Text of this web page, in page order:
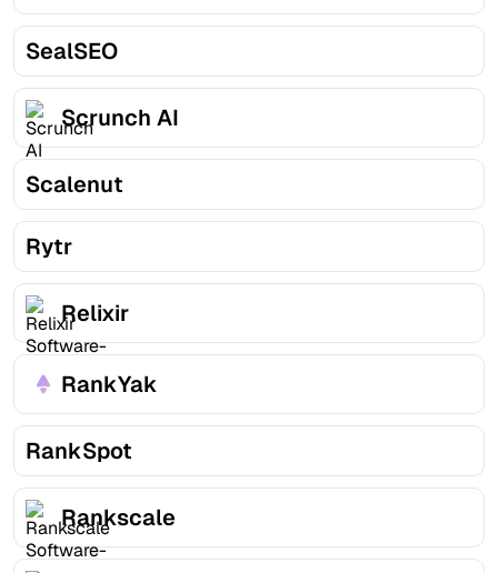
SealSEO
Scrunch AI
Scalenut
Rytr
Relixir
RankYak
RankSpot
Rankscale